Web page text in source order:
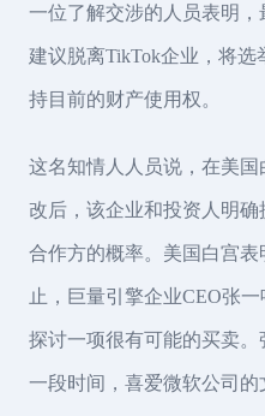
一位了解交涉的人员表明
建议脱离TikTok企业，将
持目前的财产使用权。
这名知情人人员说，在美
改后，该企业和投资人明
合作方的概率。美国白宫
止，巨量引擎企业CEO张
探讨一项很有可能的买卖
一段时间，喜爱微软公司的